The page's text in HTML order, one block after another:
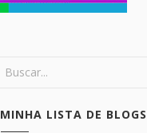
MINHA LISTA DE